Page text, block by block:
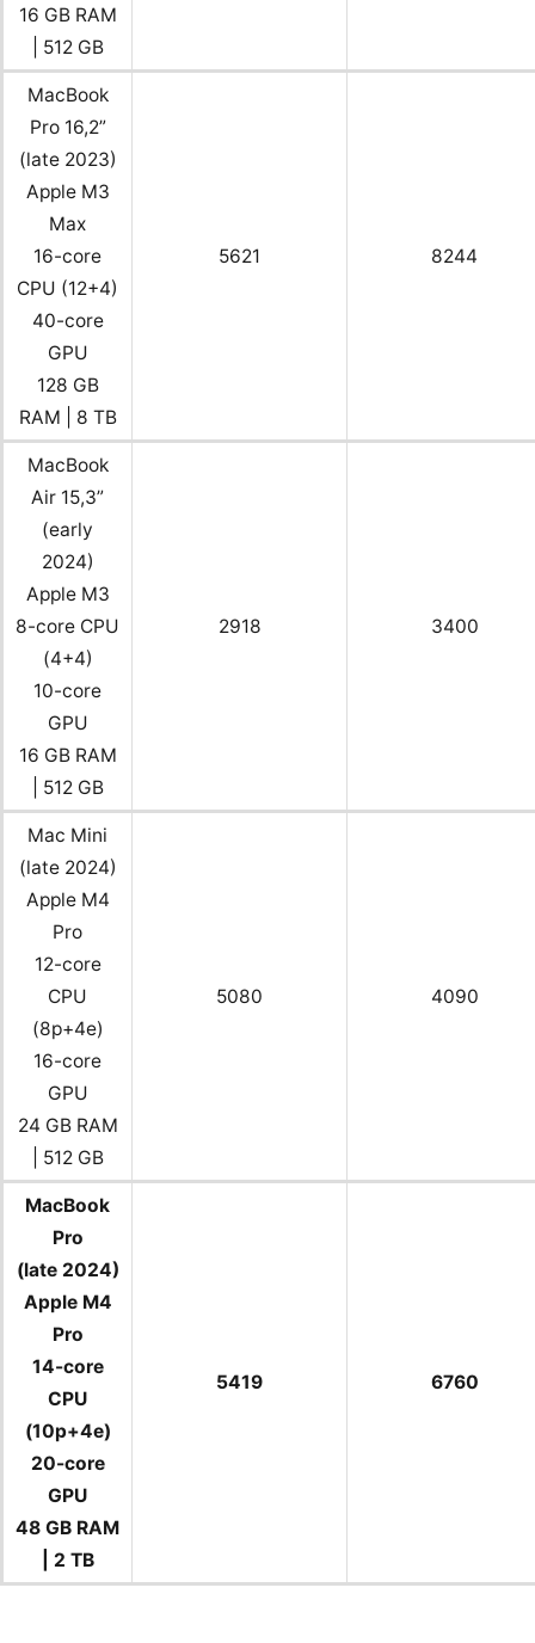
16 GB RAM
| 512 GB
MacBook
Pro 16,2”
(late 2023)
Apple M3
Max
16-core
CPU (12+4)
40-core
GPU
128 GB
RAM | 8 TB
5621 8244
MacBook
Air 15,3”
(early
2024)
Apple M3
8-core CPU
(4+4)
10-core
GPU
16 GB RAM
| 512 GB
2918 3400
Mac Mini
(late 2024)
Apple M4
Pro
12-core
CPU
(8p+4e)
16-core
GPU
24 GB RAM
| 512 GB
5080 4090
MacBook
Pro
(late 2024)
Apple M4
Pro
14-core
CPU
(10p+4e)
20-core
GPU
48 GB RAM
| 2 TB
5419 6760